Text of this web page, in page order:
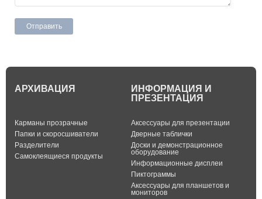
АРХИВАЦИЯ
Карманы прозрачные
Папки и скоросшиватели
Разделители
Самоклеящиеся продукты
ИНФОРМАЦИЯ И
ПРЕЗЕНТАЦИЯ
Аксессуары для презентации
Дверные таблички
Доски и демонстрационное
оборудование
Информационные дисплеи
Пиктограммы
Аксессуары для планшетов и
мониторов